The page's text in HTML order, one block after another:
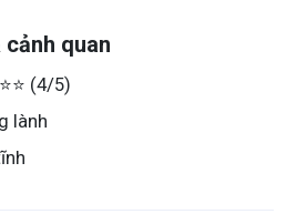
cảnh quan
(4/5)
lành